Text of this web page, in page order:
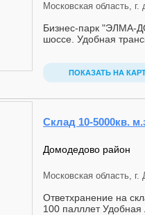
Московская область,
Бизнес-парк "ЭЛМА-
шоссе. Удобная
ПОКАЗАТЬ НА
Склад 10-5000кв.
Домодедово район
Московская область,
Ответхранение на
100 палллет Удобная